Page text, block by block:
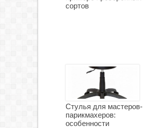
сортов
Стулья для мастеров-
парикмахеров:
особенности